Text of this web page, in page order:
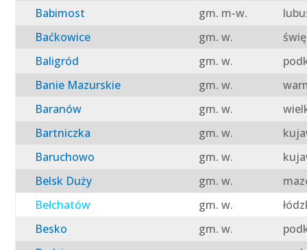
Babimost
gm. m-w.
Baćkowice
gm. w.
Baligród
gm. w.
Banie Mazurskie
gm. w.
Baranów
gm. w.
Bartniczka
gm. w.
Baruchowo
gm. w.
Belsk Duży
gm. w.
Bełchatów
gm. w.
Besko
gm. w.